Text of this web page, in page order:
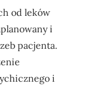
od leków
i
pacjenta.
i